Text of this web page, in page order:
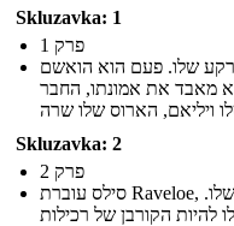
Skluzavka: 1
פרק 1
שלו. פעם הוא הואשם
מאבד את אמונתו, החבר
Skluzavka: 2
פרק 2
סילס עוברת Raveloe, ובמשך 15 שנים הוא אוגר את הרווחים ממסחר שלו.